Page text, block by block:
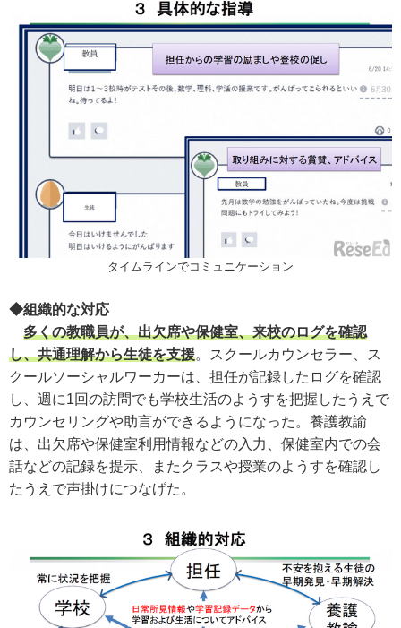
タイムラインでコミュニケーション
◆組織的な対応
多くの教職員が、出欠席や保健室、来校のログを確認
し、共通理解から生徒を支援。スクールカウンセラー、ス
クールソーシャルワーカーは、担任が記録したログを確認
し、週に1回の訪問でも学校生活のようすを把握したうえで
カウンセリングや助言ができるようになった。養護教諭
は、出欠席や保健室利用情報などの入力、保健室内での会
話などの記録を提示、またクラスや授業のようすを確認し
たうえで声掛けにつなげた。